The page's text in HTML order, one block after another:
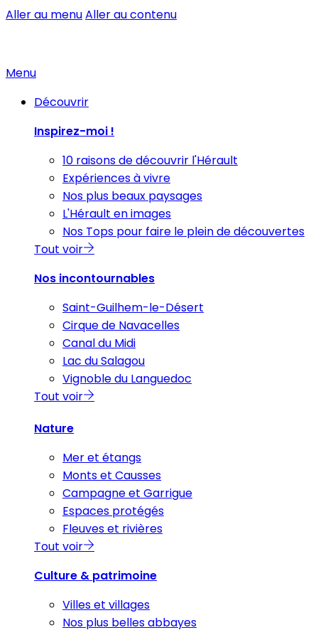
Aller au menuAller au contenu
Menu
Découvrir
Inspirez-moi !
10 raisons de découvrir l'Hérault
Expériences à vivre
Nos plus beaux paysages
L'Hérault en images
Nos Tops pour faire le plein de découvertes
Tout voir
Nos incontournables
Saint-Guilhem-le-Désert
Cirque de Navacelles
Canal du Midi
Lac du Salagou
Vignoble du Languedoc
Tout voir
Nature
Mer et étangs
Monts et Causses
Campagne et Garrigue
Espaces protégés
Fleuves et rivières
Tout voir
Culture & patrimoine
Villes et villages
Nos plus belles abbayes